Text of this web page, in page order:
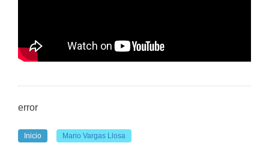
error
Inicio Mario Vargas Llosa